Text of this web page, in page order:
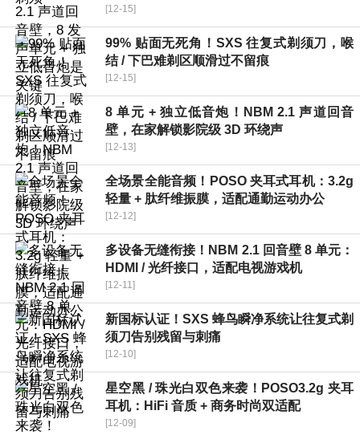
[12-15]
99% 贴面无死角！SXS 往复式剃须刀，喉
结 / 下巴难剃区顺滑过不留痕
[12-15]
8 单元 + 独立低音炮！NBM 2.1 声道回音
壁，在家解锁影院级 3D 环绕声
[12-13]
全场景全能音频！POSO 夹耳式耳机：3.2g
轻量 + 肽纤维振膜，适配通勤运动办公
[12-12]
多设备无缝衔接！NBM 2.1 回音壁 8 单元：
HDMI / 光纤接口，适配电视游戏机
[12-11]
新国标认证！SXS 蜂鸟瞬净系统让往复式剃
须刀告别残留与刺痛
[12-10]
星空黑 / 珠光白双色来袭！POSO3.2g 夹耳
耳机：HiFi 音质 + 商务时尚双适配
[12-09]